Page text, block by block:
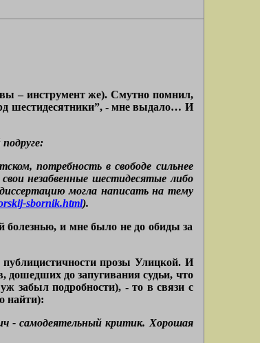
– инструмент же). Смутно помнил,
шестидесятники”, - мне выдало… И
потребность в свободе сильнее
незабвенные шестидесятые либо
могла написать на тему
sbornik.html).
болезнью, и мне было не до обиды за
прозы Улицкой. И
дошедших до запугивания судьи, что
забыл подробности), - то в связи с
найти):
- самодеятельный критик. Хорошая